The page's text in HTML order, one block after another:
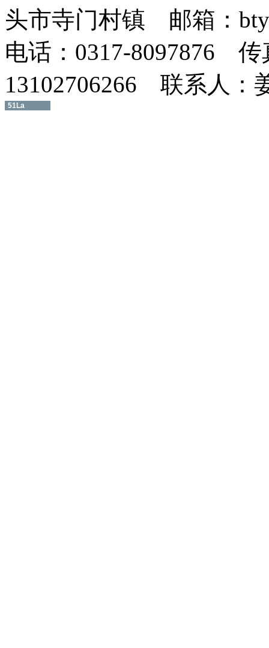
头市寺门村镇 邮箱：
电话：0317-8097876
13102706266 联系人：
51La